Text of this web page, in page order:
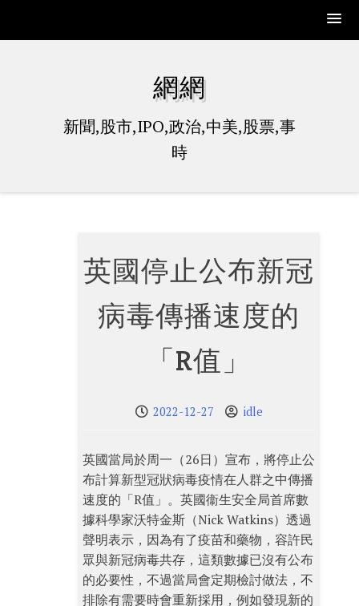
網網
新聞,股市,IPO,政治,中美,股票,事
時
英國停止公布新冠
病毒傳播速度的
「R值」
2022-12-27 idle
英國當局於周一（26日）宣布，將停止公
布計算新型冠狀病毒疫情在人群之中傳播
速度的「R值」。英國衞生安全局首席數
據科學家沃特金斯（Nick Watkins）透過
聲明表示，因為有了疫苗和藥物，容許民
眾與新冠病毒共存，這類數據已沒有公布
的必要性，不過當局會定期檢討做法，不
排除有需要時會重新採用，例如發現新的